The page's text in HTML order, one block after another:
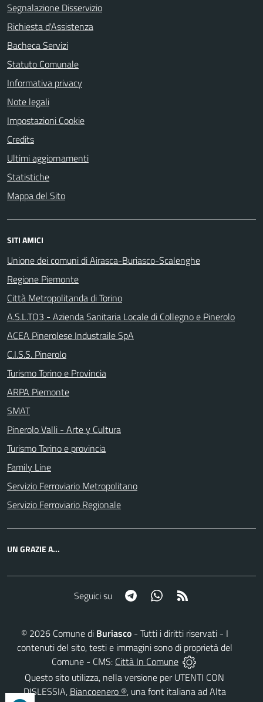
Segnalazione Disservizio
Richiesta d'Assistenza
Bacheca Servizi
Statuto Comunale
Informativa privacy
Note legali
Impostazioni Cookie
Credits
Ultimi aggiornamenti
Statistiche
Mappa del Sito
SITI AMICI
Unione dei comuni di Airasca-Buriasco-Scalenghe
Regione Piemonte
Città Metropolitanda di Torino
A.S.L.TO3 - Azienda Sanitaria Locale di Collegno e Pinerolo
ACEA Pinerolese Industraile SpA
C.I.S.S. Pinerolo
Turismo Torino e Provincia
ARPA Piemonte
SMAT
Pinerolo Valli - Arte y Cultura
Turismo Torino e provincia
Family Line
Servizio Ferroviario Metropolitano
Servizio Ferroviario Regionale
UN GRAZIE A...
Seguici su Telegram Whatsapp
© 2026Comune di Buriasco- Tutti i diritti riservati - I
contenuti del sito, testi e immagini sono di proprietà del
Comune - CMS: Città In Comune
Questo sito utilizza, nella versione per UTENTI CON
DISLESSIA, Biancoenero ®, una font italiana ad Alta